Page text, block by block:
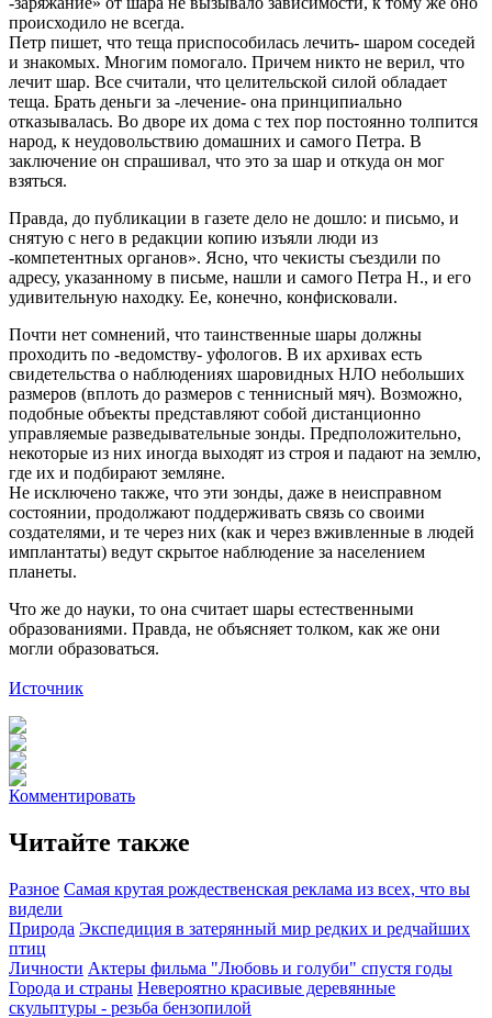
происходило не всегда.
Петр пишет, что теща приспособилась лечить- шаром соседей
и знакомых. Многим помогало. Причем никто не верил, что
лечит шар. Все считали, что целительской силой обладает
теща. Брать деньги за -лечение- она принципиально
отказывалась. Во дворе их дома с тех пор постоянно толпится
народ, к неудовольствию домашних и самого Петра. В
заключение он спрашивал, что это за шар и откуда он мог
взяться.
Правда, до публикации в газете дело не дошло: и письмо, и
снятую с него в редакции копию изъяли люди из
-компетентных органов». Ясно, что чекисты съездили по
адресу, указанному в письме, нашли и самого Петра Н., и его
удивительную находку. Ее, конечно, конфисковали.
Почти нет сомнений, что таинственные шары должны
проходить по -ведомству- уфологов. В их архивах есть
свидетельства о наблюдениях шаровидных НЛО небольших
размеров (вплоть до размеров с теннисный мяч). Возможно,
подобные объекты представляют собой дистанционно
управляемые разведывательные зонды. Предположительно,
некоторые из них иногда выходят из строя и падают на землю,
где их и подбирают земляне.
Не исключено также, что эти зонды, даже в неисправном
состоянии, продолжают поддерживать связь со своими
создателями, и те через них (как и через вживленные в людей
имплантаты) ведут скрытое наблюдение за населением
планеты.
Что же до науки, то она считает шары естественными
образованиями. Правда, не объясняет толком, как же они
могли образоваться.
Источник
Комментировать
Читайте также
Разное Самая крутая рождественская реклама из всех, что вы
видели
Природа Экспедиция в затерянный мир редких и редчайших
птиц
Личности Актеры фильма "Любовь и голуби" спустя годы
Города и страны Невероятно красивые деревянные
скульптуры - резьба бензопилой